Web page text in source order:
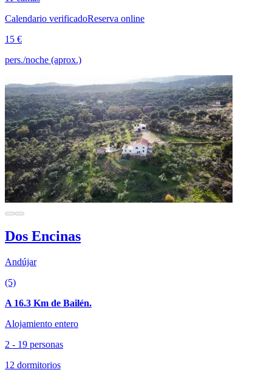
Calendario verificadoReserva online
15 €
pers./noche (aprox.)
Dos Encinas
Andújar
(5)
A 16.3 Km de Bailén.
Alojamiento entero
2 - 19 personas
12 dormitorios